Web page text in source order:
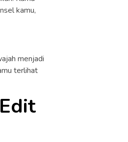
kamu,
menjadi
terlihat